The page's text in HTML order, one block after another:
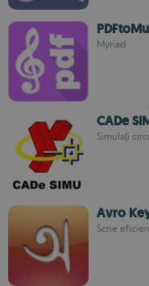
Myriad
CADe
Simulați
Avro
Scrie